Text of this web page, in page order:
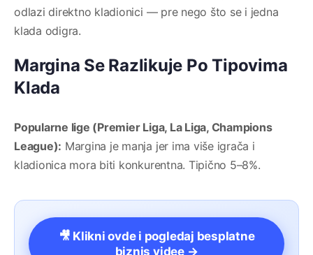
odlazi direktno kladionici — pre nego što se i jedna
klada odigra.
Margina Se Razlikuje Po Tipovima
Klada
Popularne lige (Premier Liga, La Liga, Champions
League): Margina je manja jer ima više igrača i
kladionica mora biti konkurentna. Tipično 5–8%.
🎥 Klikni ovde i pogledaj besplatne
biznis videe →